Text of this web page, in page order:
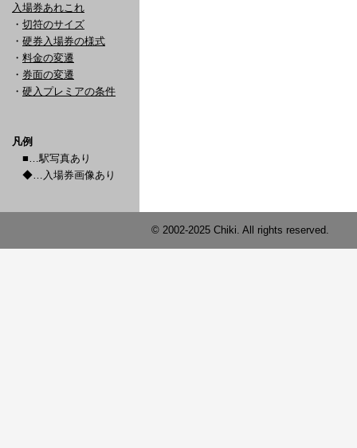
入場券あれこれ
・ 切符のサイズ
・ 硬券入場券の様式
・ 料金の変遷
・ 券面の変遷
・ 硬入プレミアの条件
凡例
■…駅写真あり
◆…入場券画像あり
© 2002-2025 Chiki. All rights reserved.